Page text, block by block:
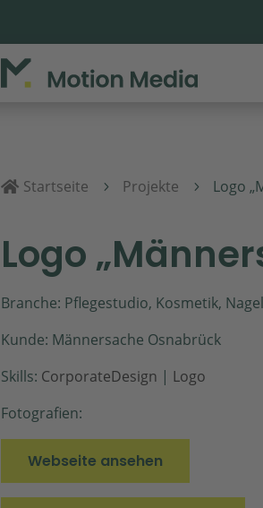
 Startseite 5 Projekte 5 Logo
Logo
Branche: Pflegestudio, Kosmetik,
Kunde: Männersache Osnabrück
Skills: CorporateDesign | Logo
Fotografien:
Webseite ansehen